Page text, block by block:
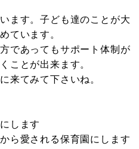
ます。子ども達のことが大
ています。
であってもサポート体制が
ことが出来ます。
来てみて下さいね。
します
ら愛される保育園にします